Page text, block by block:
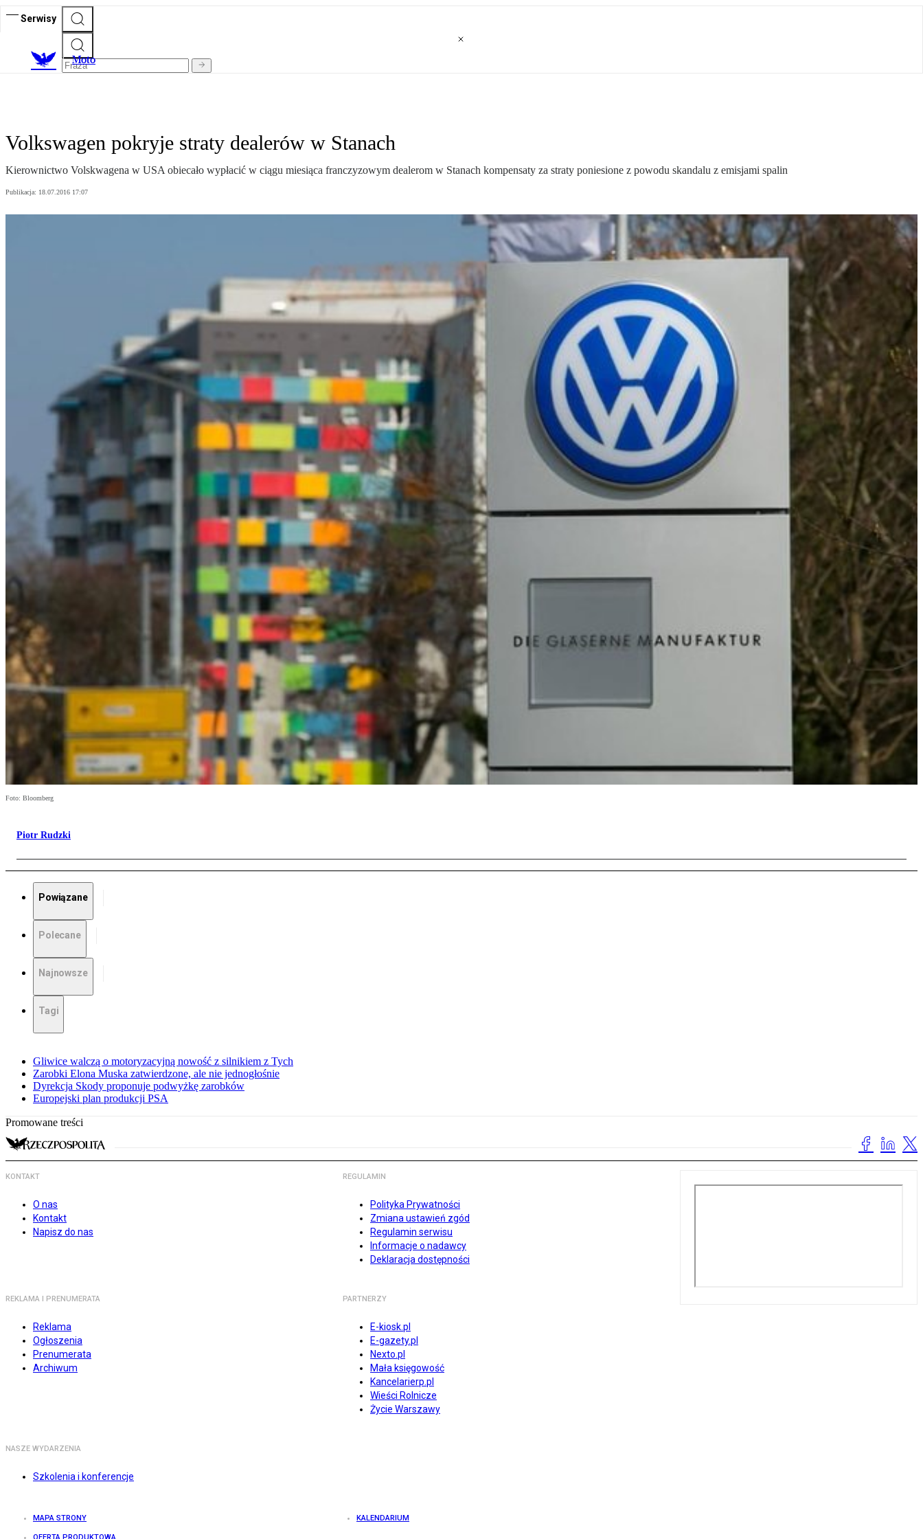
Serwisy
Moto
Volkswagen pokryje straty dealerów w Stanach
Kierownictwo Volskwagena w USA obiecało wypłacić w ciągu miesiąca franczyzowym dealerom w Stanach kompensaty za straty poniesione z powodu skandalu z emisjami spalin
Publikacja: 18.07.2016 17:07
Foto: Bloomberg
Piotr Rudzki
Powiązane
Polecane
Najnowsze
Tagi
Gliwice walczą o motoryzacyjną nowość z silnikiem z Tych
Zarobki Elona Muska zatwierdzone, ale nie jednogłośnie
Dyrekcja Skody proponuje podwyżkę zarobków
Europejski plan produkcji PSA
Promowane treści
KONTAKT
O nas
Kontakt
Napisz do nas
REGULAMIN
Polityka Prywatności
Zmiana ustawień zgód
Regulamin serwisu
Informacje o nadawcy
Deklaracja dostępności
REKLAMA I PRENUMERATA
Reklama
Ogłoszenia
Prenumerata
Archiwum
PARTNERZY
E-kiosk.pl
E-gazety.pl
Nexto.pl
Mała księgowość
Kancelarierp.pl
Wieści Rolnicze
Życie Warszawy
NASZE WYDARZENIA
Szkolenia i konferencje
MAPA STRONY KALENDARIUM